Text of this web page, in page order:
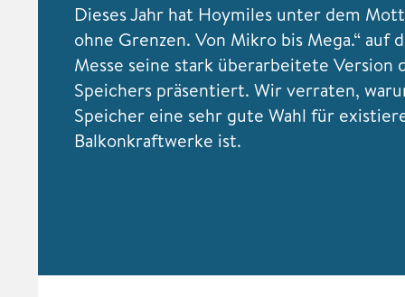
Dieses Jahr hat Hoymiles unter dem
ohne Grenzen. Von Mikro bis Mega.“ auf
Messe seine stark überarbeitete Version
Speichers präsentiert. Wir verraten,
Speicher eine sehr gute Wahl für
Balkonkraftwerke ist.